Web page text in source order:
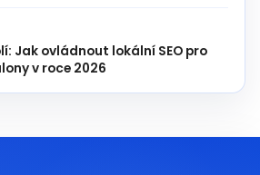
Jak ovládnout lokální SEO pro
v roce 2026